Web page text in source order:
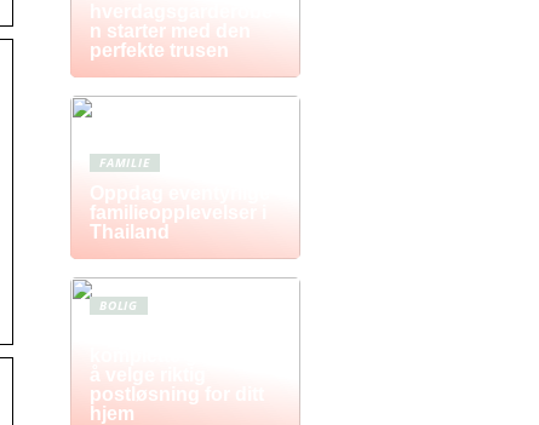
hverdagsgarderobe
n starter med den
perfekte trusen
FAMILIE
Oppdag eventyrlige
familieopplevelser i
Thailand
BOLIG
å velge riktig
postløsning for ditt
hjem